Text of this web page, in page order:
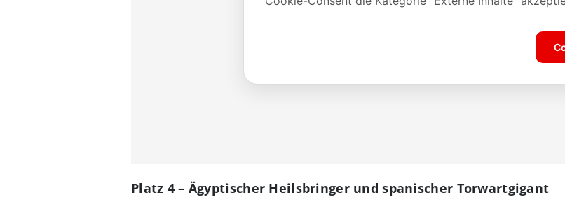
Platz 4 – Ägyptischer Heilsbringer und spanischer Torwartgigant